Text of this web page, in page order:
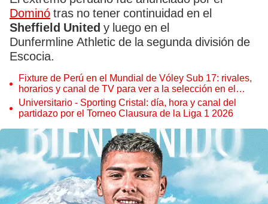
Dominó tras no tener continuidad en el
Sheffield United y luego en el
Dunfermline Athletic de la segunda división de
Escocia.
Fixture de Perú en el Mundial de Vóley Sub 17: rivales,
horarios y canal de TV para ver a la selección en el
torneo
Universitario - Sporting Cristal: día, hora y canal del
partidazo por el Torneo Clausura de la Liga 1 2026